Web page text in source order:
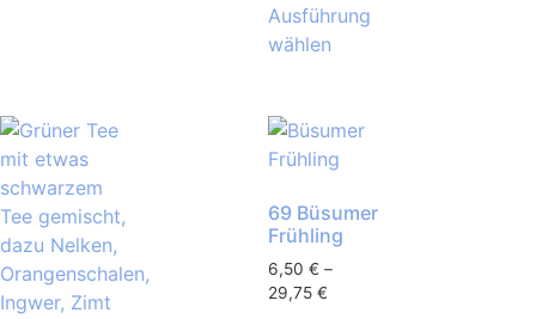
Ausführung
wählen
69 Büsumer
Frühling
6,50 € –
29,75 €